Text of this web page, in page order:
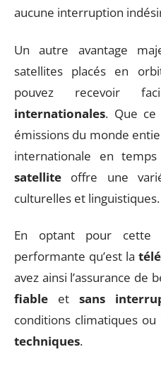
aucune interruption
Un autre avantage
satellites placés en
pouvez recevoir
internationales. Que
émissions du monde
internationale en
satellite offre une
culturelles et linguistiques.
En optant pour cette
performante qu’est la
avez ainsi l’assurance de
fiable et sans
conditions climatiques ou
techniques.